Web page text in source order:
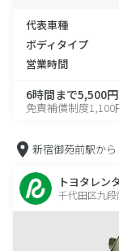
代表車種
ボディタイプ
営業時間
6時間まで5,500円
免責補償制度1,100
新宿御苑前駅から
トヨタレン
千代田区九段